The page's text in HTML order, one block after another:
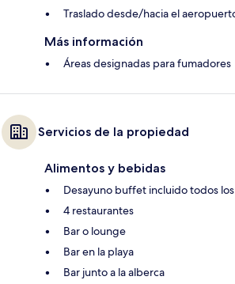
Traslado desde/hacia el
Más información
Áreas designadas para fumadores
Servicios de la propiedad
Alimentos y bebidas
Desayuno buffet incluido todos
4 restaurantes
Bar o lounge
Bar en la playa
Bar junto a la alberca